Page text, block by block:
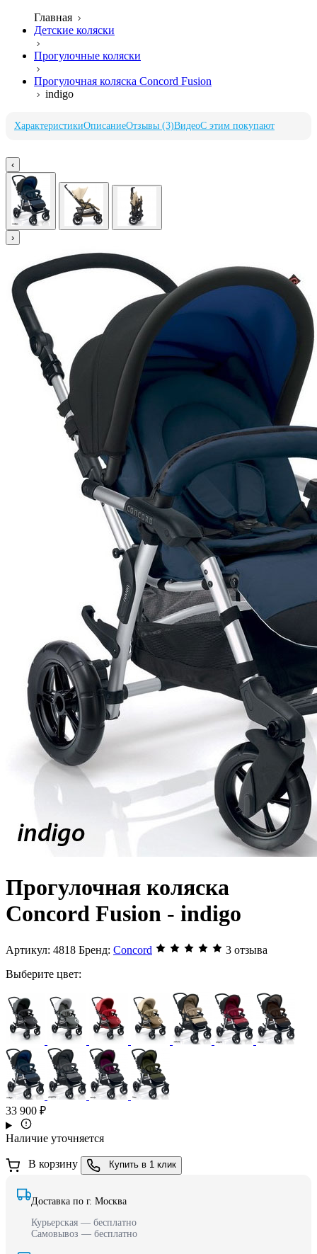
Главная
Детские коляски
Прогулочные коляски
Прогулочная коляска Concord Fusion
indigo
ХарактеристикиОписаниеОтзывы (3)ВидеоС этим покупают
‹
›
Прогулочная коляска
Concord Fusion - indigo
Артикул: 4818 Бренд: Concord
3 отзыва
Выберите цвет:
33 900 ₽
Наличие уточняется
В корзину Купить в 1 клик
Доставка по г. Москва
Курьерская — бесплатно
Самовывоз — бесплатно